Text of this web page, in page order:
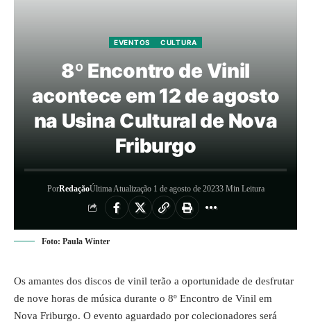
EVENTOS CULTURA
8º Encontro de Vinil
acontece em 12 de agosto
na Usina Cultural de Nova
Friburgo
PorRedaçãoÚltima Atualização 1 de agosto de 20233 Min Leitura
Foto: Paula Winter
Os amantes dos discos de vinil terão a oportunidade de desfrutar
de nove horas de música durante o 8º Encontro de Vinil em
Nova Friburgo. O evento aguardado por colecionadores será